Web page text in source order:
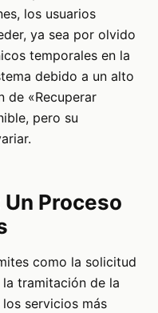
los usuarios
ya sea por olvido
temporales en la
debido a un alto
de «Recuperar
pero su
Proceso
como la solicitud
tramitación de la
servicios más